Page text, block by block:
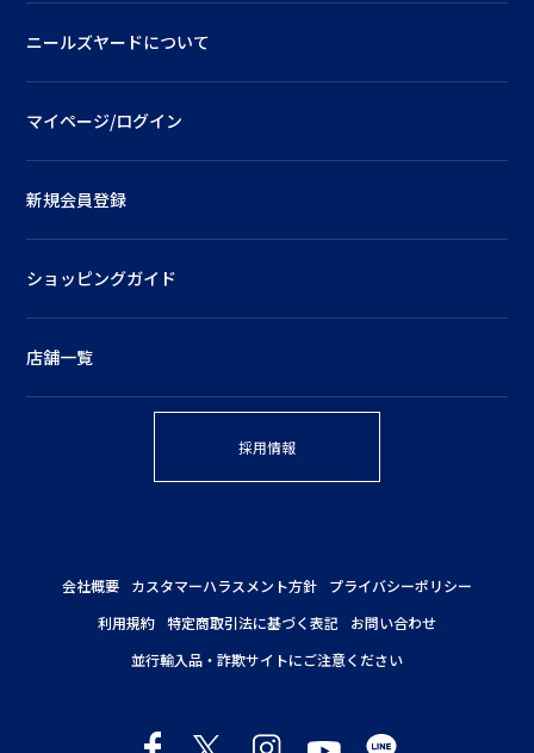
ニールズヤードについて
マイページ/ログイン
新規会員登録
ショッピングガイド
店舗一覧
採用情報
会社概要 カスタマーハラスメント方針
プライバシーポリシー
利用規約 特定商取引法に基づく表記
お問い合わせ
並行輸入品・詐欺サイトにご注意ください